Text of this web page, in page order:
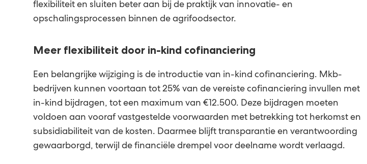
flexibiliteit en sluiten beter aan bij de praktijk van innovatie- en
opschalingsprocessen binnen de agrifoodsector.
Meer flexibiliteit door in-kind cofinanciering
Een belangrijke wijziging is de introductie van in-kind cofinanciering. Mkb-
bedrijven kunnen voortaan tot 25% van de vereiste cofinanciering invullen met
in-kind bijdragen, tot een maximum van €12.500. Deze bijdragen moeten
voldoen aan vooraf vastgestelde voorwaarden met betrekking tot herkomst en
subsidiabiliteit van de kosten. Daarmee blijft transparantie en verantwoording
gewaarborgd, terwijl de financiële drempel voor deelname wordt verlaagd.